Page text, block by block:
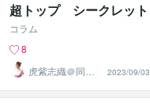
超トップ シークレット
コラム
8
虎紫志織＠同じ
目線の『駆け込
み寺』
2023/09/03